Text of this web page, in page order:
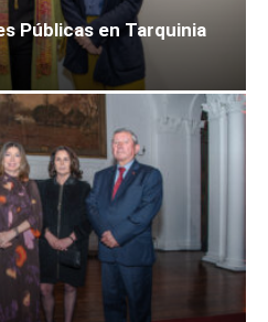
Públicas en Tarquinia